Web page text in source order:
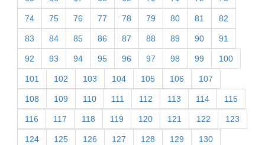
74 75 76 77 78 79 80 81 82
83 84 85 86 87 88 89 90 91
92 93 94 95 96 97 98 99 100
101 102 103 104 105 106 107
108 109 110 111 112 113 114 115
116 117 118 119 120 121 122 123
124 125 126 127 128 129 130